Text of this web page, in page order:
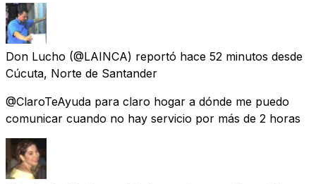
Don Lucho (@LAINCA) reportó hace 52 minutos desde
Cúcuta, Norte de Santander
@ClaroTeAyuda para claro hogar a dónde me puedo
comunicar cuando no hay servicio por más de 2 horas